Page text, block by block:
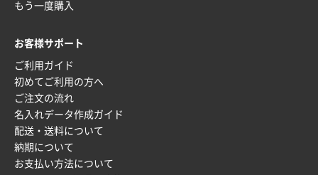
もう一度購入
お客様サポート
ご利用ガイド
初めてご利用の方へ
ご注文の流れ
名入れデータ作成ガイド
配送・送料について
納期について
お支払い方法について